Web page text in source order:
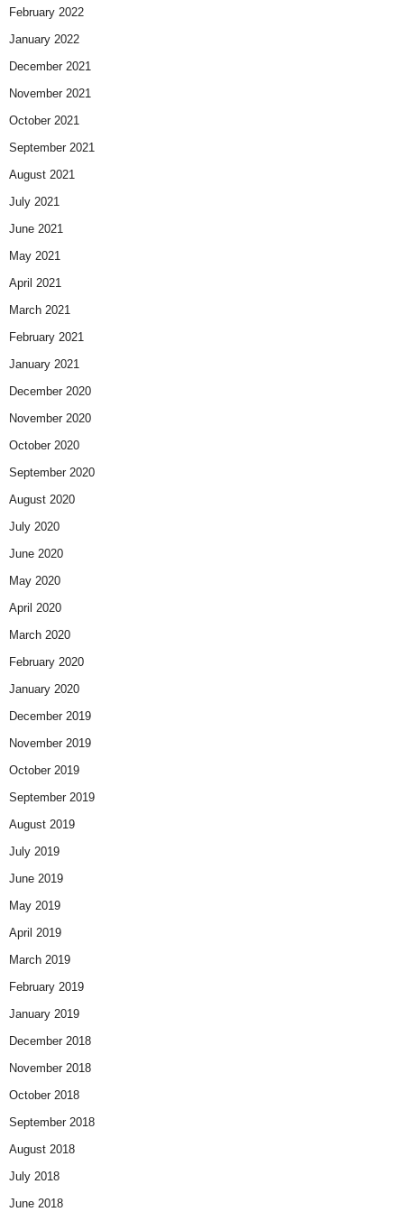
February 2022
January 2022
December 2021
November 2021
October 2021
September 2021
August 2021
July 2021
June 2021
May 2021
April 2021
March 2021
February 2021
January 2021
December 2020
November 2020
October 2020
September 2020
August 2020
July 2020
June 2020
May 2020
April 2020
March 2020
February 2020
January 2020
December 2019
November 2019
October 2019
September 2019
August 2019
July 2019
June 2019
May 2019
April 2019
March 2019
February 2019
January 2019
December 2018
November 2018
October 2018
September 2018
August 2018
July 2018
June 2018